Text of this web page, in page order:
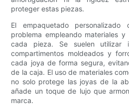
proteger estas piezas.
El empaquetado
problema empleando materiales
cada pieza. Se suelen utilizar
compartimentos moldeados y
cada joya de forma segura,
de la caja. El uso de materiales
no solo protege las joyas de la
añade un toque de lujo que
marca.